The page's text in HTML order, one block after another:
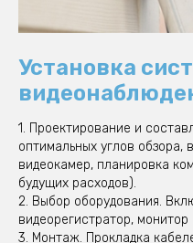
Установка
1. Проектирование и
оптимальных углов обзора,
видеокамер, планировка
будущих расходов).
2. Выбор оборудования.
видеорегистратор,
3. Монтаж. Прокладка